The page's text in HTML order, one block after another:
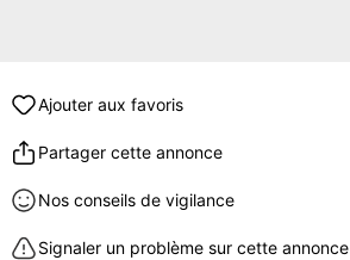
Ajouter aux favoris
Partager cette annonce
Nos conseils de vigilance
Signaler un problème sur cette annonce